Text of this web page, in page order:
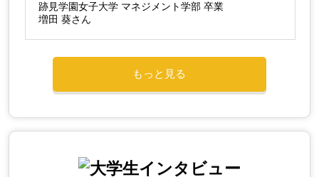
跡見学園女子大学 マネジメント学部 卒業
増田 葵さん
もっと見る